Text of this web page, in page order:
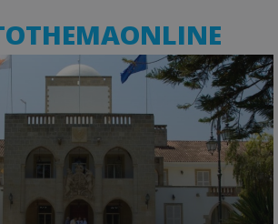
Προμηθευτής /Πεδίο
.lifenewscy.tothemaonline.com